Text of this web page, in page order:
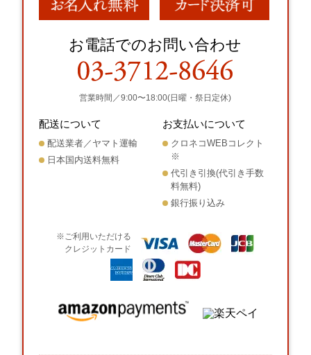
お電話でのお問い合わせ
営業時間／9:00〜18:00(日曜・祭日定休)
配送について
配送業者／ヤマト運輸
日本国内送料無料
お支払いについて
クロネコWEBコレクト
※
代引き引換(代引き手数
料無料)
銀行振り込み
※ご利用いただける
クレジットカード